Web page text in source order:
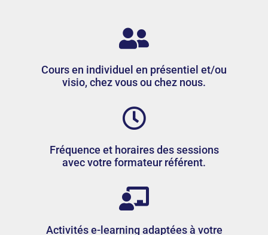

Cours en individuel en présentiel et/ou
visio, chez vous ou chez nous.

Fréquence et horaires des sessions
avec votre formateur référent.

Activités e-learning adaptées à votre